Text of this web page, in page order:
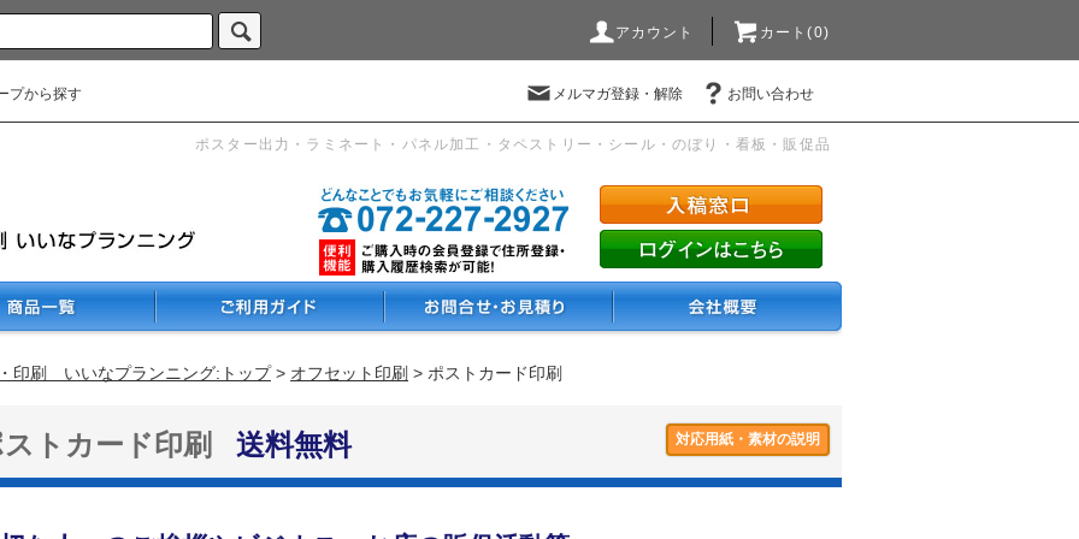
アカウント カート(0)
プから探す メルマガ登録・解除 お問い合わせ
ポスター出力・ラミネート・パネル加工・タペストリー・シール・のぼり・看板・販促品
印刷 いいなプランニング:トップ> オフセット印刷 > ポストカード印刷
トカード印刷 送料無料 対応用紙・素材の説明